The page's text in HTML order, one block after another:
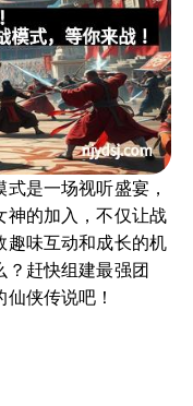
是一场视听盛宴，
神的加入，不仅让战
趣味互动和成长的机
？赶快组建最强团
侠传说吧！